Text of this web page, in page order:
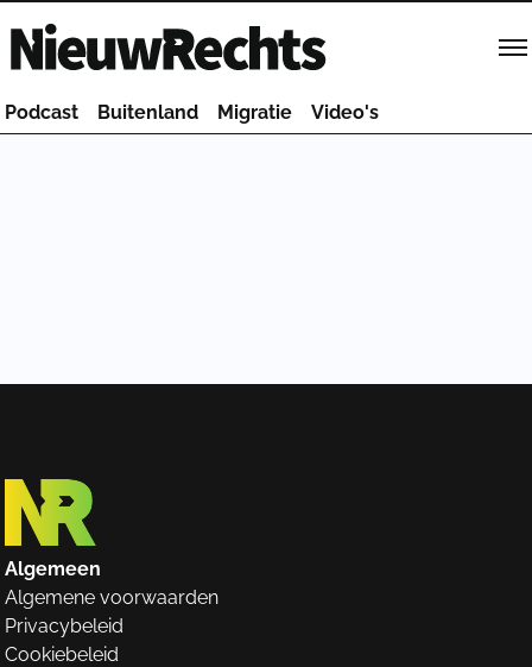
Homepage van NieuwRechts
Podcast Buitenland Migratie Video's
Algemeen
Algemene voorwaarden
Privacybeleid
Cookiebeleid